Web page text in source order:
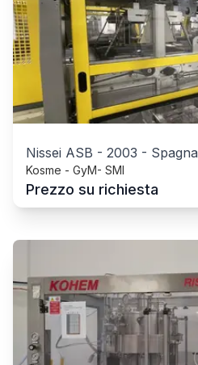
Nissei ASB - 2003 - Spagna
Kosme - GyM- SMI
Prezzo su richiesta